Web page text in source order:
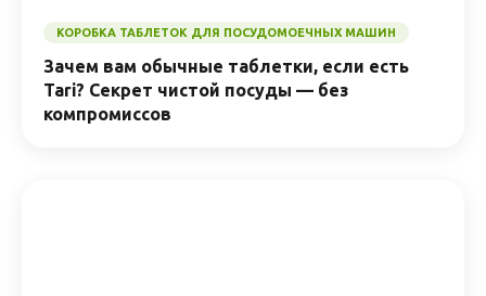
КОРОБКА ТАБЛЕТОК ДЛЯ ПОСУДОМОЕЧНЫХ МАШИН
Зачем вам обычные таблетки, если есть
Tari? Секрет чистой посуды — без
компромиссов